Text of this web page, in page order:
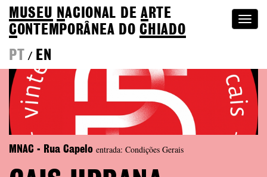
MUSEU NACIONAL DEA RTE
CONTEMPORÂNEA DOCHIADO
PT
/ EN
MNAC - Rua Capelo entrada: Condições Gerais